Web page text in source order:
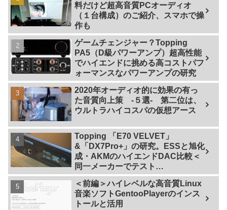
料だけど超高音質PCオーディオ
（１台構成）のご紹介、スマホで操
作も
ゲームチェンジャー？Topping
PA5（D級パワーアンプ）超高性能
でハイエンドに挑める高コストパフ
ォーマンスなパワーアンプの研究
2020年オーディオ的に効果の有っ
た音質向上策 -５選- 第二位は、
ウルトラハイコスパの仮想アース
Topping 「E70 VELVET」
&「DX7Pro+」の研究。ESSと旭化
成・AKMのハイエンドDAC比較＜
同一メーカーでテスト
【ES9038PRO Vs AK4499EX】＞
＜前編＞ハイレベルな高音質Linux
音楽ソフトGentooPlayerのインス
トールと活用